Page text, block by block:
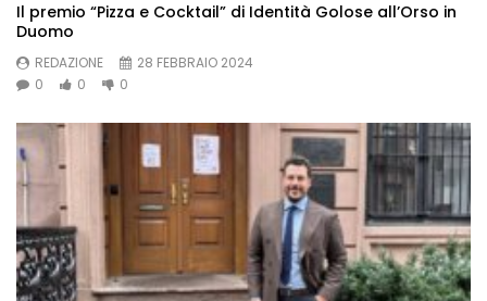
Il premio “Pizza e Cocktail” di Identità Golose all’Orso in
Duomo
REDAZIONE
28 FEBBRAIO 2024
0
0 0